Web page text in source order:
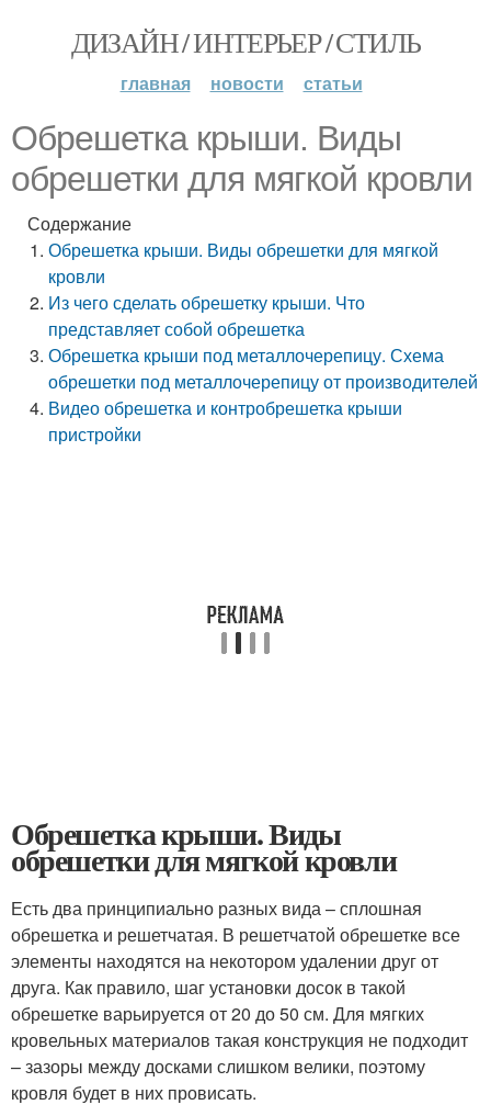
ДИЗАЙН / ИНТЕРЬЕР / СТИЛЬ
главная новости статьи
Обрешетка крыши. Виды
обрешетки для мягкой кровли
Содержание
Обрешетка крыши. Виды обрешетки для мягкой
кровли
Из чего сделать обрешетку крыши. Что
представляет собой обрешетка
Обрешетка крыши под металлочерепицу. Схема
обрешетки под металлочерепицу от производителей
Видео обрешетка и контробрешетка крыши
пристройки
Обрешетка крыши. Виды
обрешетки для мягкой кровли
Есть два принципиально разных вида – сплошная
обрешетка и решетчатая. В решетчатой обрешетке все
элементы находятся на некотором удалении друг от
друга. Как правило, шаг установки досок в такой
обрешетке варьируется от 20 до 50 см. Для мягких
кровельных материалов такая конструкция не подходит
– зазоры между досками слишком велики, поэтому
кровля будет в них провисать.